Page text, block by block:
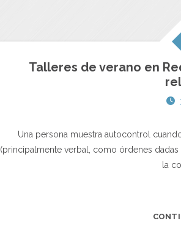
Talleres de verano en
Una persona muestra autocontrol
(principalmente verbal, como órdenes
la